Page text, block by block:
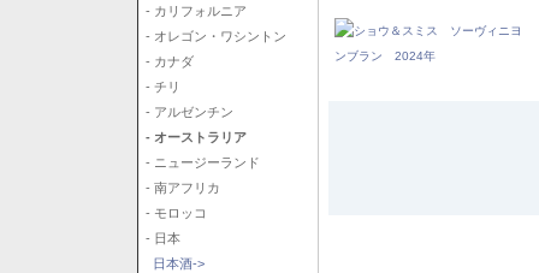
- カリフォルニア
- オレゴン・ワシントン
- カナダ
- チリ
- アルゼンチン
- オーストラリア
- ニュージーランド
- 南アフリカ
- モロッコ
- 日本
日本酒->